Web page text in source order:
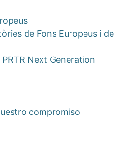
de Fons Europeus i de
Next Generation
compromiso